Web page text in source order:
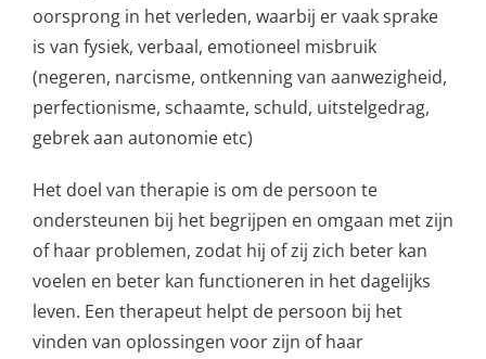
oorsprong in het verleden, waarbij er vaak sprake
is van fysiek, verbaal, emotioneel misbruik
(negeren, narcisme, ontkenning van aanwezigheid,
perfectionisme, schaamte, schuld, uitstelgedrag,
gebrek aan autonomie etc)
Het doel van therapie is om de persoon te
ondersteunen bij het begrijpen en omgaan met zijn
of haar problemen, zodat hij of zij zich beter kan
voelen en beter kan functioneren in het dagelijks
leven. Een therapeut helpt de persoon bij het
vinden van oplossingen voor zijn of haar